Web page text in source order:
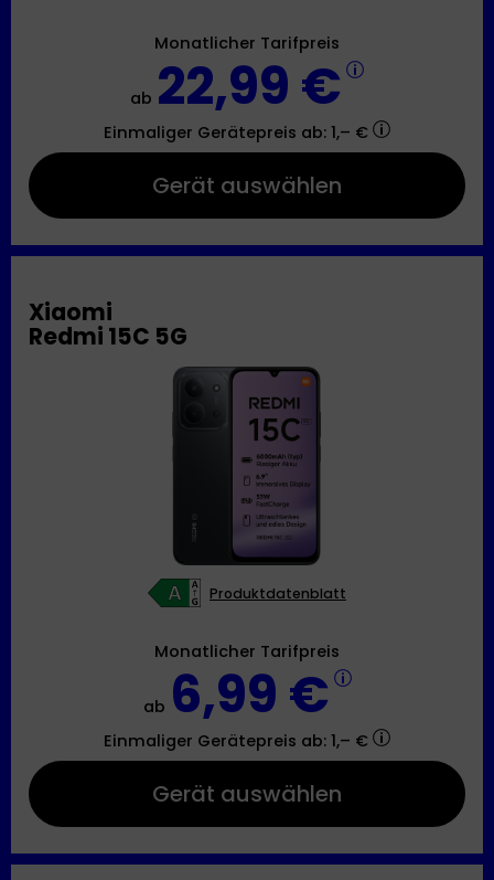
Monatlicher Tarifpreis
ab 22,99 €
Einmaliger Gerätepreis ab: 1,– €
Gerät auswählen
Xiaomi
Redmi 15C 5G
Produktdatenblatt
Monatlicher Tarifpreis
ab 6,99 €
Einmaliger Gerätepreis ab: 1,– €
Gerät auswählen